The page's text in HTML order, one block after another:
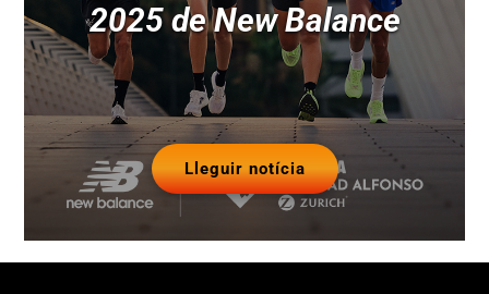
2025 de New Balance
Lleguir notícia